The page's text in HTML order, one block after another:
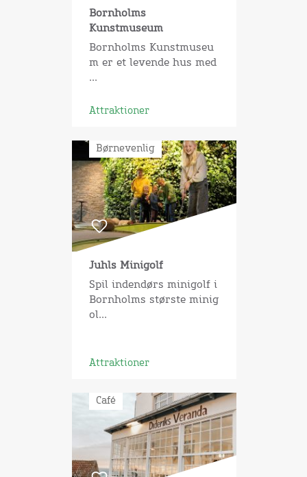
Bornholms
Kunstmuseum
Bornholms Kunstmuseu
m er et levende hus med
...
Attraktioner
Børnevenlig
Juhls Minigolf
Spil indendørs minigolf i
Bornholms største minig
ol...
Attraktioner
Café